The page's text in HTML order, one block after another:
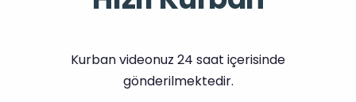
Kurban videonuz 24 saat içerisinde
gönderilmektedir.